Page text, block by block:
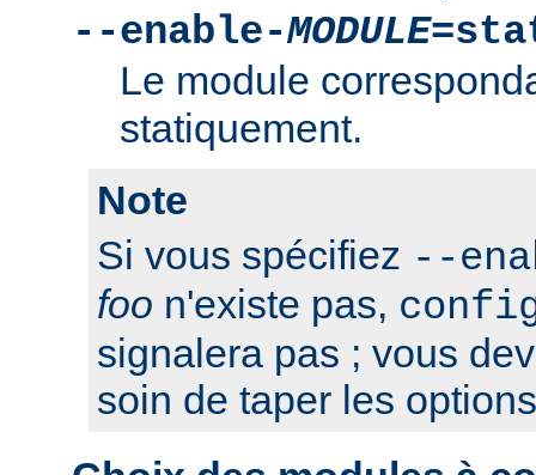
--enable-MODULE
Le module
statiquement.
Note
Si vous spécifiez --
foo n'existe pas,
signalera pas ; vous
soin de taper les